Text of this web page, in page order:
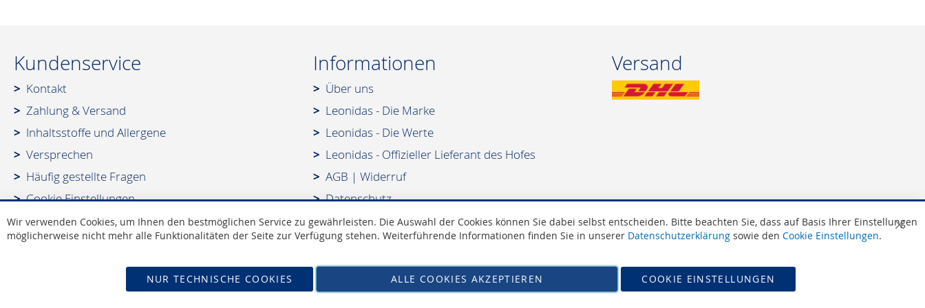
Kundenservice
Kontakt
Zahlung & Versand
Inhaltsstoffe und Allergene
Versprechen
Häufig gestellte Fragen
Cookie Einstellungen
Informationen
Über uns
Leonidas - Die Marke
Leonidas - Die Werte
Leonidas - Offizieller Lieferant des Hofes
AGB | Widerruf
Datenschutz
Impressum
Versand
Vertrag widerrufen
Wir verwenden Cookies, um Ihnen den bestmöglichen Service zu gewährleisten. Die Auswahl der Cookies können Sie dabei selbst entscheiden. Bitte beachten Sie, dass auf Basis Ihrer Einstellungen
möglicherweise nicht mehr alle Funktionalitäten der Seite zur Verfügung stehen. Weiterführende Informationen finden Sie in unserer Datenschutzerklärung sowie den Cookie Einstellungen.
ALLE COOKIES AKZEPTIEREN COOKIE EINSTELLUNGEN
NUR TECHNISCHE COOKIES